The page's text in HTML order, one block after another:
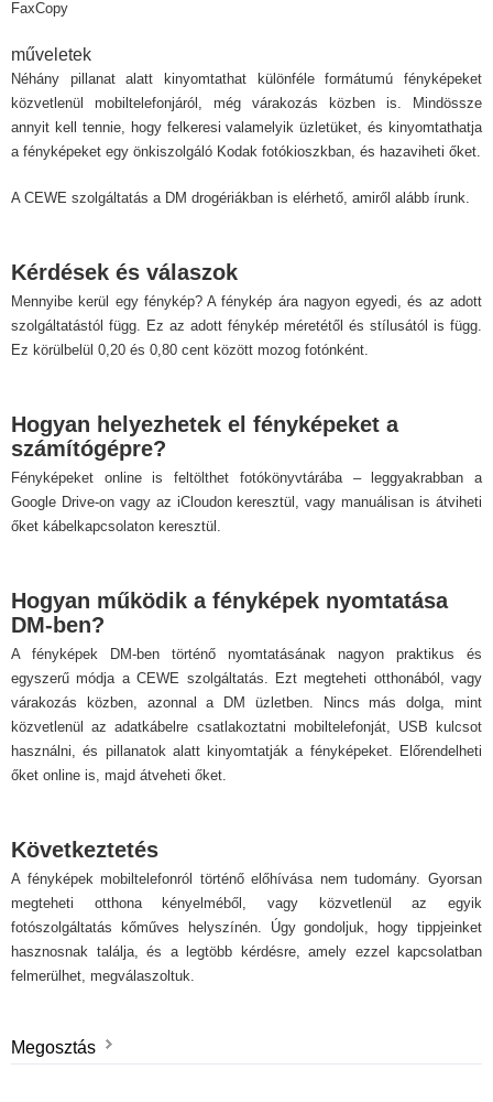
FaxCopy
műveletek
Néhány pillanat alatt kinyomtathat különféle formátumú fényképeket
közvetlenül mobiltelefonjáról, még várakozás közben is. Mindössze
annyit kell tennie, hogy felkeresi valamelyik üzletüket, és kinyomtathatja
a fényképeket egy önkiszolgáló Kodak fotókioszkban, és hazaviheti őket.
A CEWE szolgáltatás a DM drogériákban is elérhető, amiről alább írunk.
Kérdések és válaszok
Mennyibe kerül egy fénykép? A fénykép ára nagyon egyedi, és az adott
szolgáltatástól függ. Ez az adott fénykép méretétől és stílusától is függ.
Ez körülbelül 0,20 és 0,80 cent között mozog fotónként.
Hogyan helyezhetek el fényképeket a
számítógépre?
Fényképeket online is feltölthet fotókönyvtárába – leggyakrabban a
Google Drive-on vagy az iCloudon keresztül, vagy manuálisan is átviheti
őket kábelkapcsolaton keresztül.
Hogyan működik a fényképek nyomtatása
DM-ben?
A fényképek DM-ben történő nyomtatásának nagyon praktikus és
egyszerű módja a CEWE szolgáltatás. Ezt megteheti otthonából, vagy
várakozás közben, azonnal a DM üzletben. Nincs más dolga, mint
közvetlenül az adatkábelre csatlakoztatni mobiltelefonját, USB kulcsot
használni, és pillanatok alatt kinyomtatják a fényképeket. Előrendelheti
őket online is, majd átveheti őket.
Következtetés
A fényképek mobiltelefonról történő előhívása nem tudomány. Gyorsan
megteheti otthona kényelméből, vagy közvetlenül az egyik
fotószolgáltatás kőműves helyszínén. Úgy gondoljuk, hogy tippjeinket
hasznosnak találja, és a legtöbb kérdésre, amely ezzel kapcsolatban
felmerülhet, megválaszoltuk.
Megosztás